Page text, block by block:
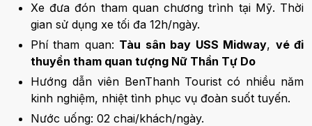
Xe đưa đón tham quan chương trình tại Mỹ. Thời
gian sử dụng xe tối đa 12h/ngày.
Phí tham quan: Tàu sân bay USS Midway, vé đi
thuyền tham quan tượng Nữ Thần Tự Do
Hướng dẫn viên BenThanh Tourist có nhiều năm
kinh nghiệm, nhiệt tình phục vụ đoàn suốt tuyến.
Nước uống: 02 chai/khách/ngày.